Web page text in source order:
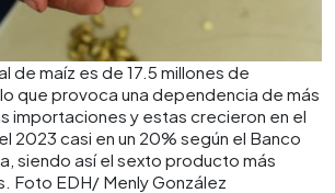
de maíz es de 17.5 millones de
que provoca una dependencia de más
importaciones y estas crecieron en el
2023 casi en un 20% según el Banco
siendo así el sexto producto más
Foto EDH/ Menly González